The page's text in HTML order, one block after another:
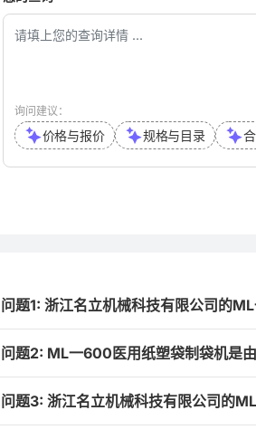
询问建议：
价格与报价 规格与目录
问题1: 浙江名立机械科技有限公司的
问题2: ML一600医用纸塑袋制袋机是由
问题3: 浙江名立机械科技有限公司的